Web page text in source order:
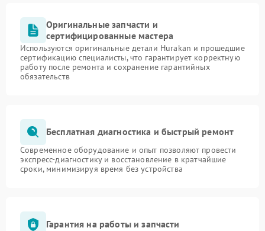
Оригинальные запчасти и
сертифицированные мастера
Используются оригинальные детали Hurakan и прошедшие
сертификацию специалисты, что гарантирует корректную
работу после ремонта и сохранение гарантийных
обязательств
Бесплатная диагностика и быстрый ремонт
Современное оборудование и опыт позволяют провести
экспресс-диагностику и восстановление в кратчайшие
сроки, минимизируя время без устройства
Гарантия на работы и запчасти